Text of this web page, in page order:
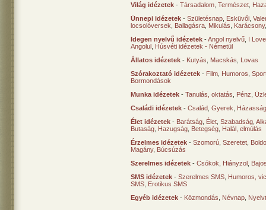
Világ idézetek - Társadalom Természet
Ünnepi idézetek - Születésnap Esküvői
locsolóversek
Ballagásra Mikulás Karácsony
Idegen nyelvű idézetek -Angol nyelvű I
Angolul Húsvéti idézetek - Németül
Állatos idézetek - Kutyás Macskás
Lovas
Szórakoztató idézetek - Film Humoros
Bormondások
Munka idézetek - Tanulás, oktatás Pénz
Családi idézetek - Család Gyerek
Élet idézetek - Barátság Élet Szabadság
Butaság Hazugság Betegség Halál, elmúlás
Érzelmes idézetek - Szomorú Szeretet
Magány, Búcsúzás
Szerelmes idézetek - Csókok Hiányzol
SMS idézetek - Szerelmes SMS Humoros,
SMS Erotikus SMS
Egyéb idézetek - Közmondás Névnap